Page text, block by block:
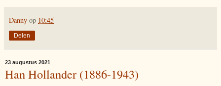
Danny op 10:45
Delen
23 augustus 2021
Han Hollander (1886-1943)